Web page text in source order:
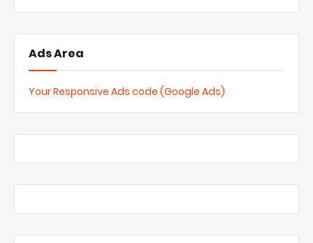
Ads Area
Your Responsive Ads code (Google Ads)